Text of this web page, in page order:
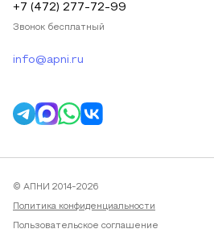
+7 (472) 277-72-99
Звонок бесплатный
info@apni.ru
© АПНИ 2014-2026
Политика конфиденциальности
Пользовательское соглашение